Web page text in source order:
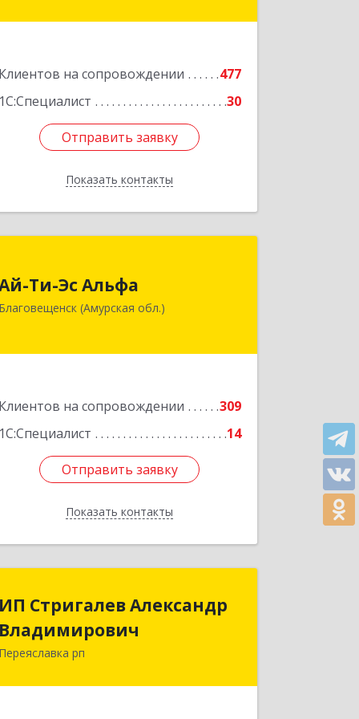
Клиентов на сопровождении
477
1С:Специалист
30
Отправить заявку
Показать контакты
Отправить заявку
Назад
Ти-Эс Альфа
Благовещенск (Амурская обл.)
Клиентов на сопровождении
309
1С:Специалист
14
Отправить заявку
Показать контакты
675000, Амурская обл, Благовещенск
г, Зейская ул, дом № 134, оф.515
Подробнее
Отправить заявку
Назад
ИП Стригалев Александр
Владимирович
Переяславка рп
Владимирович
682910, Хабаровский край, Имени